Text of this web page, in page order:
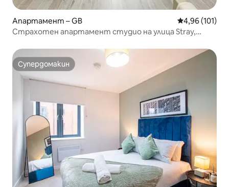
Апартамент – GB Средна
4,96 (101)
Страхотен апартамент студио на улица Stray,
Супердомакин
Супердомакин